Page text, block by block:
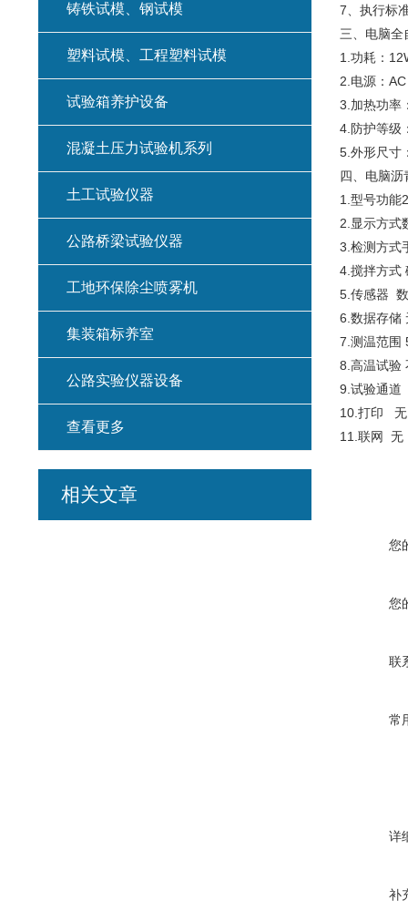
7、执行标
三、电脑全
1.功耗：
2.电源：
3.加热功率
4.防护等级
5.外形尺寸
四、电脑沥
1.型号
2.显示方
3.检测方
4.搅拌
5.传感器
6.数
7.测温
8.高温
9.试
10.打
11.联
您
您
联
常
详
补
铸铁试模、钢试模
塑料试模、工程塑料试模
试验箱养护设备
混凝土压力试验机系列
土工试验仪器
公路桥梁试验仪器
工地环保除尘喷雾机
集装箱标养室
公路实验仪器设备
查看更多
相关文章